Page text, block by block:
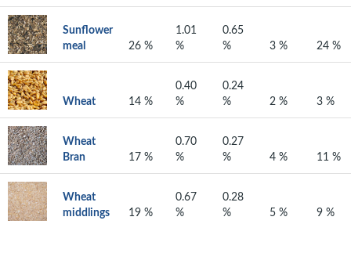
Sunflower
meal
26 %
1.01
%
0.65
%
3 % 24 %
Wheat 14 %
0.40
%
0.24
%
2 % 3 %
Wheat
Bran
17 %
0.70
%
0.27
%
4 % 11 %
Wheat
middlings
19 %
0.67
%
0.28
%
5 % 9 %